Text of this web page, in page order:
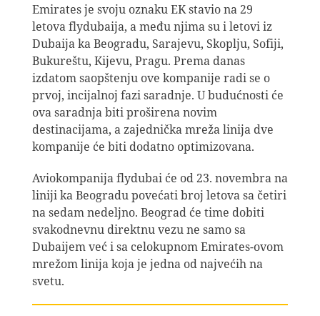
Emirates je svoju oznaku EK stavio na 29
letova flydubaija, a među njima su i letovi iz
Dubaija ka Beogradu, Sarajevu, Skoplju, Sofiji,
Bukureštu, Kijevu, Pragu. Prema danas
izdatom saopštenju ove kompanije radi se o
prvoj, incijalnoj fazi saradnje. U budućnosti će
ova saradnja biti proširena novim
destinacijama, a zajednička mreža linija dve
kompanije će biti dodatno optimizovana.
Aviokompanija flydubai će od 23. novembra na
liniji ka Beogradu povećati broj letova sa četiri
na sedam nedeljno. Beograd će time dobiti
svakodnevnu direktnu vezu ne samo sa
Dubaijem već i sa celokupnom Emirates-ovom
mrežom linija koja je jedna od najvećih na
svetu.